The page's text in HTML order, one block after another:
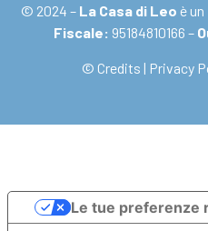
© 2024 – La Casa di Leo è
Fiscale: 95184810166 –
© Credits | Privacy
Le tue preferenze